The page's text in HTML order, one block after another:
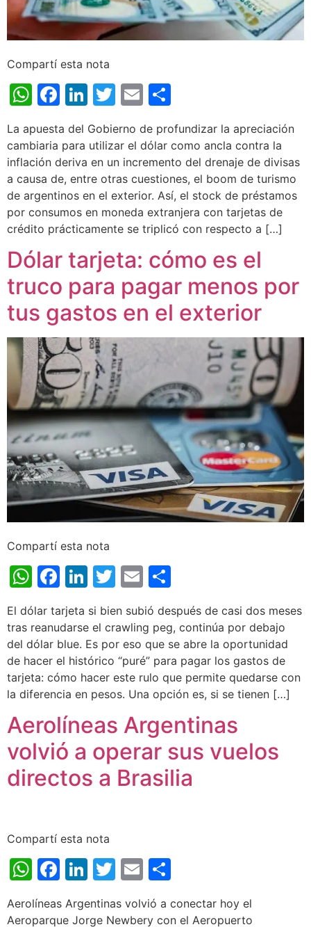
Compartí esta nota
WhatsApp
Facebook
LinkedIn
Twitter
Email
La apuesta del Gobierno de profundizar la apreciación
cambiaria para utilizar el dólar como ancla contra la
inflación deriva en un incremento del drenaje de divisas
a causa de, entre otras cuestiones, el boom de turismo
de argentinos en el exterior. Así, el stock de préstamos
por consumos en moneda extranjera con tarjetas de
crédito prácticamente se triplicó con respecto a […]
Dólar tarjeta: cómo es el
truco para pagar menos por
tus gastos en el exterior
Compartí esta nota
WhatsApp
Facebook
LinkedIn
Twitter
Email
El dólar tarjeta si bien subió después de casi dos meses
tras reanudarse el crawling peg, continúa por debajo
del dólar blue. Es por eso que se abre la oportunidad
de hacer el histórico “puré” para pagar los gastos de
tarjeta: cómo hacer este rulo que permite quedarse con
la diferencia en pesos. Una opción es, si se tienen […]
Aerolíneas Argentinas
volvió a operar sus vuelos
directos a Brasilia
Compartí esta nota
WhatsApp
Facebook
LinkedIn
Twitter
Email
Aerolíneas Argentinas volvió a conectar hoy el
Aeroparque Jorge Newbery con el Aeropuerto